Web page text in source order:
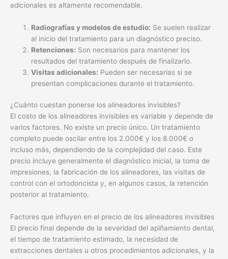
adicionales es altamente recomendable.
Radiografías y modelos de estudio: Se suelen realizar
al inicio del tratamiento para un diagnóstico preciso.
Retenciones: Son necesarios para mantener los
resultados del tratamiento después de finalizarlo.
Visitas adicionales: Pueden ser necesarias si se
presentan complicaciones durante el tratamiento.
¿Cuánto cuestan ponerse los alineadores invisibles?
El costo de los alineadores invisibles es variable y depende de
varios factores. No existe un precio único. Un tratamiento
completo puede oscilar entre los 2.000€ y los 8.000€ o
incluso más, dependiendo de la complejidad del caso. Este
precio incluye generalmente el diagnóstico inicial, la toma de
impresiones, la fabricación de los alineadores, las visitas de
control con el ortodoncista y, en algunos casos, la retención
posterior al tratamiento.
Factores que influyen en el precio de los alineadores invisibles
El precio final depende de la severidad del apiñamiento dental,
el tiempo de tratamiento estimado, la necesidad de
extracciones dentales u otros procedimientos adicionales, y la